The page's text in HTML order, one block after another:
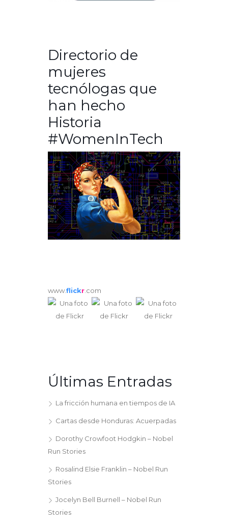
Directorio de
mujeres
tecnólogas que
han hecho
Historia
#WomenInTech
www.flickr.com
Últimas Entradas
La fricción humana en tiempos de IA
Cartas desde Honduras: Acuerpadas
Dorothy Crowfoot Hodgkin – Nobel
Run Stories
Rosalind Elsie Franklin – Nobel Run
Stories
Jocelyn Bell Burnell – Nobel Run
Stories